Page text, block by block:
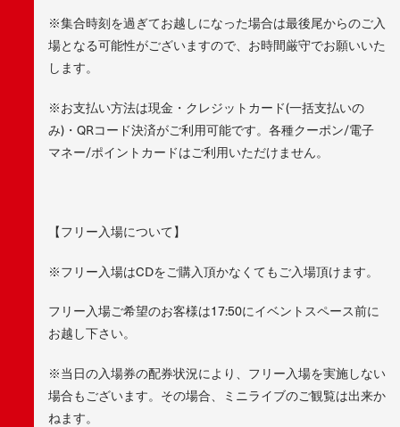
※集合時刻を過ぎてお越しになった場合は最後尾からのご入
場となる可能性がございますので、お時間厳守でお願いいた
します。
※お支払い方法は現金・クレジットカード(一括支払いの
み)・QRコード決済がご利用可能です。各種クーポン/電子
マネー/ポイントカードはご利用いただけません。
【フリー入場について】
※フリー入場はCDをご購入頂かなくてもご入場頂けます。
フリー入場ご希望のお客様は17:50にイベントスペース前に
お越し下さい。
※当日の入場券の配券状況により、フリー入場を実施しない
場合もございます。その場合、ミニライブのご観覧は出来か
ねます。